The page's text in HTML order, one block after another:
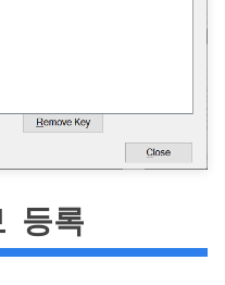
등록